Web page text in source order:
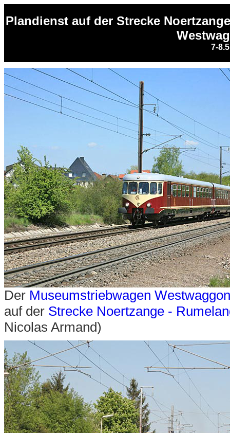
Plandienst auf der Strecke
7-
Der Museumstriebwagen
auf der Strecke Noertzange -
Nicolas Armand)